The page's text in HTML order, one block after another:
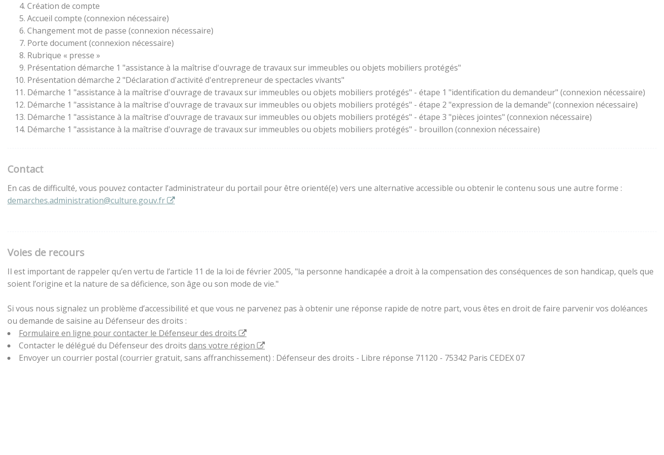
Création de compte
Accueil compte (connexion nécessaire)
Changement mot de passe (connexion nécessaire)
Porte document (connexion nécessaire)
Rubrique « presse »
Présentation démarche 1 "assistance à la maîtrise d'ouvrage de travaux sur immeubles ou objets mobiliers protégés"
Présentation démarche 2 "Déclaration d'activité d'entrepreneur de spectacles vivants"
Démarche 1 "assistance à la maîtrise d'ouvrage de travaux sur immeubles ou objets mobiliers protégés" - étape 1 "identification du demandeur" (connexion nécessaire)
Démarche 1 "assistance à la maîtrise d'ouvrage de travaux sur immeubles ou objets mobiliers protégés" - étape 2 "expression de la demande" (connexion nécessaire)
Démarche 1 "assistance à la maîtrise d'ouvrage de travaux sur immeubles ou objets mobiliers protégés" - étape 3 "pièces jointes" (connexion nécessaire)
Démarche 1 "assistance à la maîtrise d'ouvrage de travaux sur immeubles ou objets mobiliers protégés" - brouillon (connexion nécessaire)
Contact
En cas de difficulté, vous pouvez contacter l’administrateur du portail pour être orienté(e) vers une alternative accessible ou obtenir le contenu sous une autre forme :
demarches.administration@culture.gouv.fr
Voies de recours
Il est important de rappeler qu’en vertu de l’article 11 de la loi de février 2005, "la personne handicapée a droit à la compensation des conséquences de son handicap, quels que
soient l’origine et la nature de sa déficience, son âge ou son mode de vie."
Si vous nous signalez un problème d’accessibilité et que vous ne parvenez pas à obtenir une réponse rapide de notre part, vous êtes en droit de faire parvenir vos doléances
ou demande de saisine au Défenseur des droits :
Formulaire en ligne pour contacter le Défenseur des droits
Contacter le délégué du Défenseur des droits dans votre région
Envoyer un courrier postal (courrier gratuit, sans affranchissement) : Défenseur des droits - Libre réponse 71120 - 75342 Paris CEDEX 07